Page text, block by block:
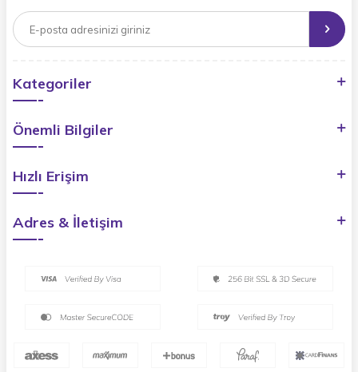
Kategoriler
Önemli Bilgiler
Hızlı Erişim
Adres & İletişim